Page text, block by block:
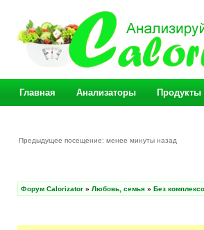
Главная Анализаторы Продукты
Предыдущее посещение: менее минуты назад
Форум Calorizator » Любовь, семья » Без